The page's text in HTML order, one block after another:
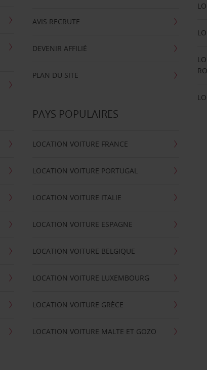
AVIS RECRUTE
DEVENIR AFFILIÉ
PLAN DU SITE
PAYS POPULAIRES
LOCATION VOITURE FRANCE
LOCATION VOITURE PORTUGAL
LOCATION VOITURE ITALIE
LOCATION VOITURE ESPAGNE
LOCATION VOITURE BELGIQUE
LOCATION VOITURE LUXEMBOURG
LOCATION VOITURE GRÈCE
LOCATION VOITURE MALTE ET GOZO